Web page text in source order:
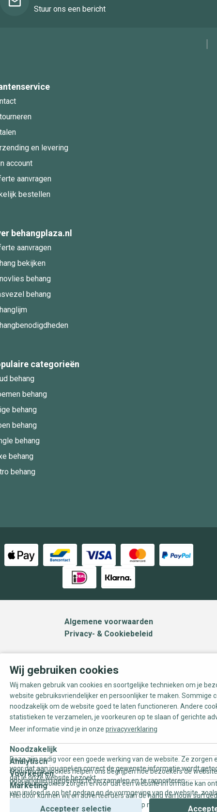
Stuur ons een bericht
en levering
account
aanvragen
bestellen
behangplaza.nl
aanvragen
bekijken
behang
behang
categorieën
behang
behang
behang
behang
behang
behang
behang
Algemene voorwaarden
Privacy- & Cookiebeleid
Wij gebruiken cookies
Wij maken gebruik van cookies en soortgelijke technieken om je
website gebruiksvriendelijker en persoonlijker te maken. Sommige
noodzakelijk om de website goed te laten functioneren. Andere
statistieken te verzamelen, je voorkeuren op te slaan of gerichte
Meer informatie vind je in onze privacyverklaring
Noodzakelijk
Deze zijn nodig voor een goede werking van de website. Ze zorgen
voor dat aan jou snel en correct de gewenste informatie wordt
dat je onze website bezoekt.
Analytisch
Statistische cookies helpen ons begrijpen hoe bezoekers de
door anoniem gegevens te verzamelen en te rapporteren.
Voorkeuren
Voorkeurscookies zorgen ervoor dat een website informatie kan
van invloed is op het gedrag en de vormgeving van de website,
Marketing
Hierdoor kunnen wij en adverteerders aan de hand van jouw
gepersonaliseerde online advertenties en op maat gemaakte
Accepteer selectie